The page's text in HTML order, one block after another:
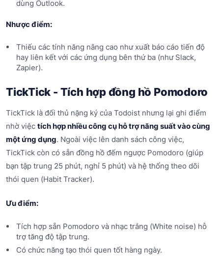
dùng Outlook.
Nhược điểm:
Thiếu các tính năng nâng cao như xuất báo cáo tiến độ
hay liên kết với các ứng dụng bên thứ ba (như Slack,
Zapier).
TickTick - Tích hợp đồng hồ Pomodoro
TickTick là đối thủ nặng ký của Todoist nhưng lại ghi điểm
nhờ việc tích hợp nhiều công cụ hỗ trợ năng suất vào cùng
một ứng dụng. Ngoài việc lên danh sách công việc,
TickTick còn có sẵn đồng hồ đếm ngược Pomodoro (giúp
bạn tập trung 25 phút, nghỉ 5 phút) và hệ thống theo dõi
thói quen (Habit Tracker).
Ưu điểm:
Tích hợp sẵn Pomodoro và nhạc trắng (White noise) hỗ
trợ tăng độ tập trung.
Có chức năng tạo thói quen tốt hàng ngày.